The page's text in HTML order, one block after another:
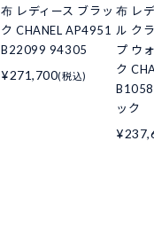
布 レディース ブラッ
ク CHANEL AP4951
B22099 94305
¥271,700(税込)
布 レ
ル ク
プ ウ
ク
ック